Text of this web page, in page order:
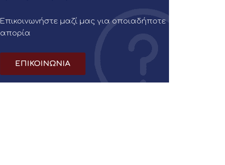
Επικοινωνήστε μαζί μας για οποιαδήποτε
απορία
ΕΠΙΚΟΙΝΩΝΙΑ